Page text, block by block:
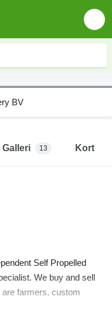
Galleri 13 Kort
Self Propelled
We buy and sell
farmers, custom